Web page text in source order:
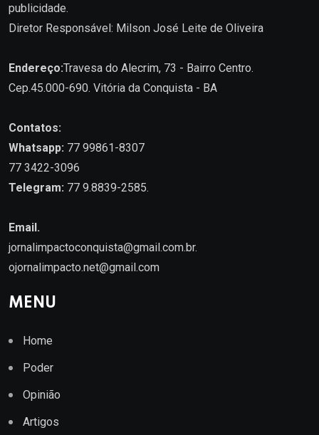
publicidade.
Diretor Responsável: Milson José Leite de Oliveira
Endereço:Travesa do Alecrim, 73 - Bairro Centro.
Cep.45.000-690. Vitória da Conquista - BA
Contatos:
Whatsapp: 77 99861-8307
77 3422-3096
Telegram: 77 9.8839-2585.
Email.
jornalimpactoconquista@gmail.com.br.
ojornalimpacto.net@gmail.com
MENU
Home
Poder
Opinião
Artigos